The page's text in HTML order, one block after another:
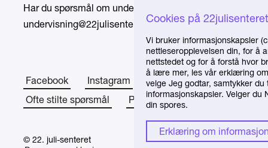
Cookies på
Vi bruker informasjonskapsler
nettleseropplevelsen din, for å
nettstedet og for å forstå hvor
å lære mer, les vår erklæring
velge Jeg godtar, samtykker du
informasjonskapsler. Velger du
din spores.
Erklæring om
Har du spørsmål om undervisning, send e-post til
undervisning@22julisenteret.no
Facebook Instagram Om senteret
Ofte stilte spørsmål Presse
© 22. juli-senteret